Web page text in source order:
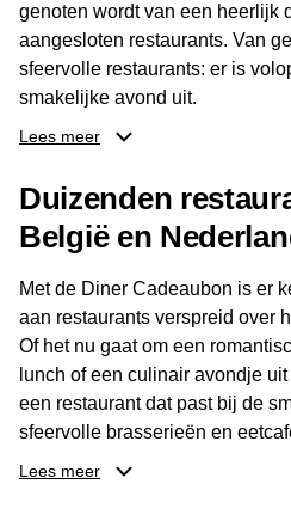
genoten wordt van een heerlijk
aangesloten restaurants. Van
sfeervolle restaurants: er is
smakelijke avond uit.
ontvanger eenvoudig een
smaak en gelegenheid. Zo
alleen een diner, maar ook een
Lees meer
Duizenden
België en
Met de Diner Cadeaubon is er
aan restaurants verspreid over
Of het nu gaat om een
lunch of een culinair avondje
een restaurant dat past bij de
sfeervolle brasserieën en
en gastronomische locaties: er
Lees meer